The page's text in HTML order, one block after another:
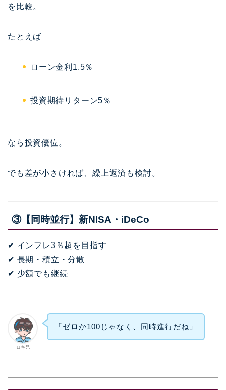
を比較。
たとえば
ローン金利1.5％
投資期待リターン5％
なら投資優位。
でも差が小さければ、繰上返済も検討。
③【同時並行】新NISA・iDeCo
✔ インフレ3％超を目指す
✔ 長期・積立・分散
✔ 少額でも継続
ロキ兄
「ゼロか100じゃなく、同時進行だね」